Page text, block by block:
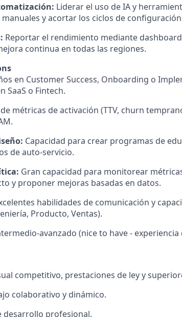
Liderar el uso de IA y
y acortar los ciclos de
Reportar el rendimiento mediante
continua en todas las regiones.
en Customer Success, Onboarding o
SaaS o Fintech.
métricas de activación (TTV, churn
Capacidad para crear programas de
de auto-servicio.
Gran capacidad para monitorear
y proponer mejoras basadas en datos.
habilidades de comunicación y
Producto, Ventas).
avanzado (nice to have -
competitivo, prestaciones de ley y
colaborativo y dinámico.
desarrollo profesional.